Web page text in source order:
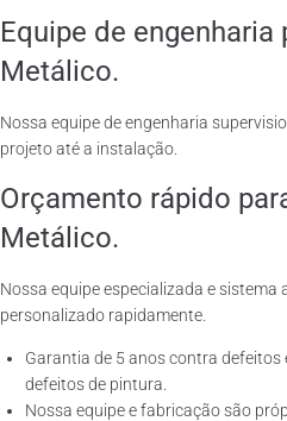
Equipe de engenharia
Metálico.
Nossa equipe de engenharia
projeto até a instalação.
Orçamento rápido
Metálico.
Nossa equipe especializada e
personalizado rapidamente.
Garantia de 5 anos contra
defeitos de pintura.
Nossa equipe e fabricação são